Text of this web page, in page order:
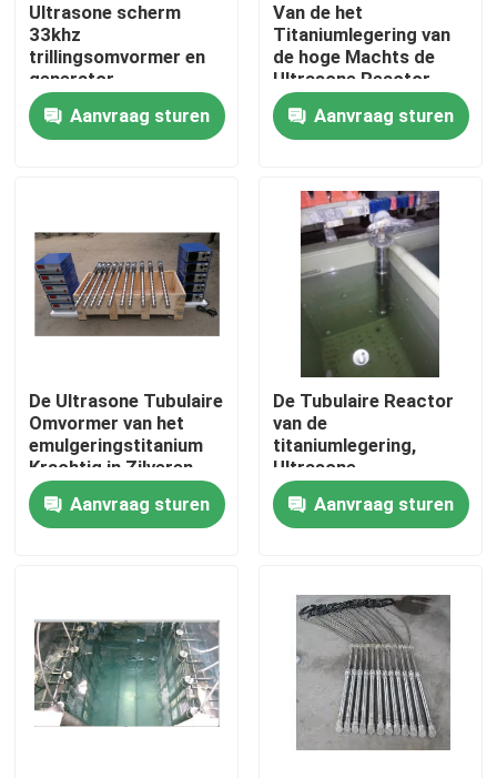
Huis
Ongeveer ons
Kwaliteitscontrole
Contacteer ons
Ultrasone schoonmaak transducer
krachtige ultrasone transducer
Ultrasone scherm
33khz
trillingsomvormer en
generator
Aanvraag sturen
Van de het
Titaniumlegering van
de hoge Machts de
Ultrasone Reactor
Ultrasone Omvormer
van Immersible
Aanvraag sturen
De Ultrasone Tubulaire
Omvormer van het
emulgeringstitanium
Krachtig in Zilveren
Kleur
Aanvraag sturen
De Tubulaire Reactor
van de
titaniumlegering,
Ultrasone
Reactor25khz 2000w
Trilling in Vloeistof
Aanvraag sturen